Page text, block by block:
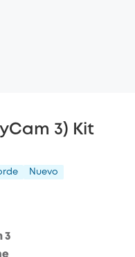
3) Kit
Nuevo
3